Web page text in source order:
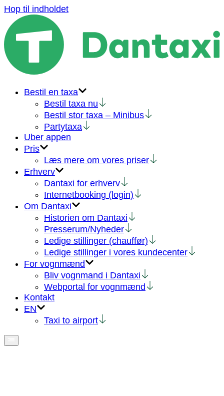
Hop til indholdet
Bestil en taxa
Bestil taxa nu
Bestil stor taxa – Minibus
Partytaxa
Uber appen
Pris
Læs mere om vores priser
Erhverv
Dantaxi for erhverv
Internetbooking (login)
Om Dantaxi
Historien om Dantaxi
Presserum/Nyheder
Ledige stillinger (chauffør)
Ledige stillinger i vores kundecenter
For vognmænd
Bliv vognmand i Dantaxi
Webportal for vognmænd
Kontakt
EN
Taxi to airport